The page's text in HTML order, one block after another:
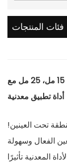
فئات المنتجات
أنبوب كريم عين فارغ مخصص بسعة 10 مل، 15 مل، 25 مل مع
أداة تطبيق معدنية
تحت العينين!
الفعال وسهولة
المعدنية تأثيرًا